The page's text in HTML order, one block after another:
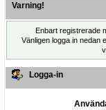
Varning!
Enbart registrerade
Vänligen logga in nedan
Logga-in